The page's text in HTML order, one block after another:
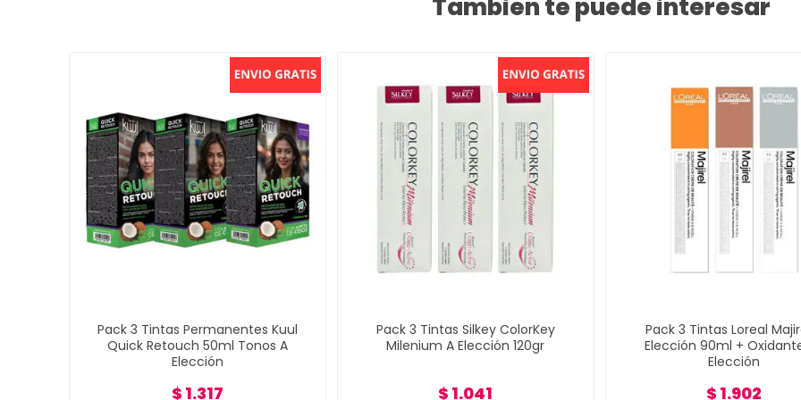
Tambien te puede interesar
Pack 3 Tintas Permanentes Kuul
Quick Retouch 50ml Tonos A
Elección
$ 1.317
Pack 3 Tintas Silkey ColorKey
Milenium A Elección 120gr
$ 1.041
Pack 3 Tintas Loreal
Elección 90ml +
Elección
$ 1.902